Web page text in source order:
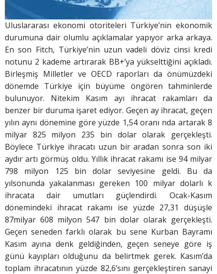
Uluslararası ekonomi otoriteleri Türkiye’nin ekonomik
durumuna dair olumlu açıklamalar yapıyor arka arkaya.
En son Fitch, Türkiye’nin uzun vadeli döviz cinsi kredi
notunu 2 kademe artırarak BB+’ya yükselttiğini açıkladı.
Birleşmiş Milletler ve OECD raporları da önümüzdeki
dönemde Türkiye için büyüme öngören tahminlerde
bulunuyor. Nitekim Kasım ayı ihracat rakamları da
benzer bir duruma işaret ediyor. Geçen ay ihracat, geçen
yılın aynı dönemine göre yüzde 1,54 oranı nda artarak 8
milyar 825 milyon 235 bin dolar olarak gerçekleşti.
Böylece Türkiye ihracatı uzun bir aradan sonra son iki
aydır artı görmüş oldu. Yıllık ihracat rakamı ise 94 milyar
798 milyon 125 bin dolar seviyesine geldi. Bu da
yılsonunda yakalanması gereken 100 milyar dolarlı k
ihracata dair umutları güçlendirdi. Ocak-Kasım
dönemindeki ihracat rakamı ise yüzde 27,31 düşüşle
87milyar 608 milyon 547 bin dolar olarak gerçekleşti.
Geçen seneden farklı olarak bu sene Kurban Bayramı
Kasım ayına denk geldiğinden, geçen seneye göre iş
günü kayıpları olduğunu da belirtmek gerek. Kasım’da
toplam ihracatının yüzde 82,6’sını gerçekleştiren sanayi